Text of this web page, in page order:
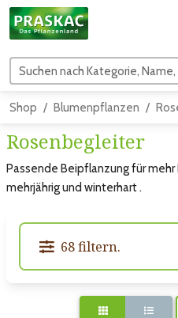
Shop Blumenpflanzen
Rosenbegleiter
Passende Beipflanzung für
mehrjährig und winterhart .
68 filtern.